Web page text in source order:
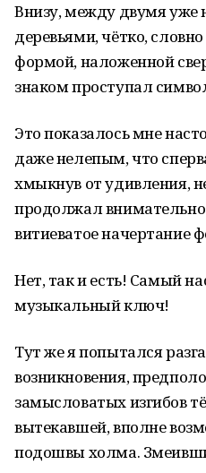
Внизу, между двумя
деревьями, чётко,
формой, наложенной
знаком проступал
Это показалось мне
даже нелепым, что
хмыкнув от удивления,
продолжал внимательно
витиеватое начертание
Нет, так и есть! Самый
музыкальный ключ!
Тут же я попытался
возникновения,
замысловатых изгибов
вытекавшей, вполне
подошвы холма.